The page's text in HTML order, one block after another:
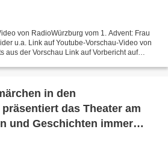
von RadioWürzburg vom 1. Advent: Frau
u.a. Link auf Youtube-Vorschau-Video von
aus der Vorschau Link auf Vorbericht auf
in den
das Theater am
und Geschichten immer